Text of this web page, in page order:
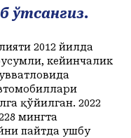
ўтсангиз.
2012 йилда
кейинчалик
қўйилган. 2022
мингта
пайтда ушбу